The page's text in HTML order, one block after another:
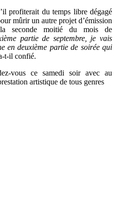
profiterait du temps libre dégagé
mûrir un autre projet d’émission
seconde moitié du mois de
partie de septembre, je vais
en deuxième partie de soirée qui
t-il confié.
vous ce samedi soir avec au
artistique de tous genres